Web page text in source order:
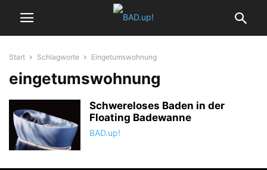
Start Schlagworte Eingetumswohnung
eingetumswohnung
Schwereloses Baden in der
Floating Badewanne
BAD.up!